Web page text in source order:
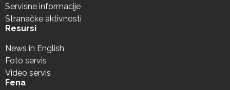
Servisne informacije
Stranačke aktivnosti
Resursi
News in English
Foto servis
Video servis
Fena